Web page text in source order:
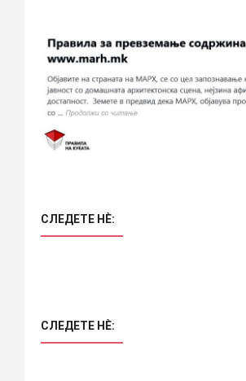
СЛЕДЕТЕ НÈ:
СЛЕДЕТЕ НÈ: